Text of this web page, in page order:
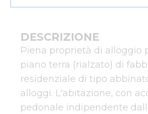
DESCRIZIONE
Piena proprietà di alloggio
piano terra (rialzato) di
residenziale di tipo
alloggi. L'abitazione, con
pedonale indipendente